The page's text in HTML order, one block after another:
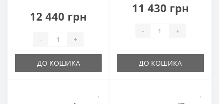
12 440 грн
- +
ДО КОШИКА
11 430 грн
- +
ДО КОШИКА